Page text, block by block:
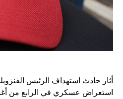
أثار حادث استهداف الرئيس
استعراض عسكري في الرابع من